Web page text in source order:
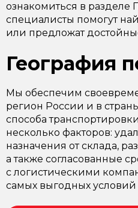
ознакомиться в
специалисты помогут
или предложат
География
Мы обеспечим
регион России и в
способа
несколько факторов:
назначения от склада,
а также согласованные
с логистическими
самых выгодных условий